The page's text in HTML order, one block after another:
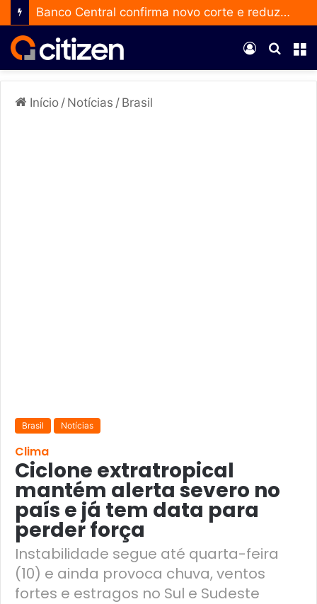
Banco Central confirma novo corte e reduz a taxa Selic para 14% ao ano
por
Entrar
Início / Notícias / Brasil
Brasil Notícias
Clima
Ciclone extratropical
mantém alerta severo no
país e já tem data para
perder força
Instabilidade segue até quarta-feira
(10) e ainda provoca chuva, ventos
fortes e estragos no Sul e Sudeste